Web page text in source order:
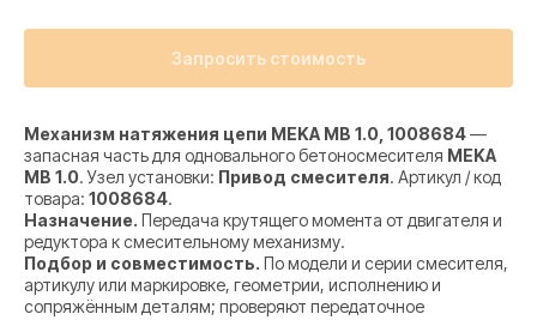
Запросить стоимость
Механизм натяжения цепи MEKA MB 1.0, 1008684—
запасная часть для одновального бетоносмесителя MEKA
MB 1.0. Узел установки: Привод смесителя. Артикул / код
товара: 1008684.
Назначение. Передача крутящего момента от двигателя и
редуктора к смесительному механизму.
Подбор и совместимость. По модели и серии смесителя,
артикулу или маркировке, геометрии, исполнению и
сопряжённым деталям; проверяют передаточное